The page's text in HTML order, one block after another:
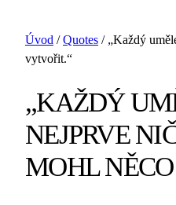
Úvod /Quotes / „Každý
vytvořit.“
„KAŽDÝ
NEJPRVE
MOHL